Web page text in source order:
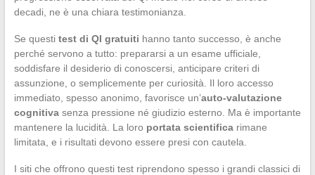
decadi, ne è una chiara testimonianza.
Se questi test di QI gratuiti hanno tanto successo, è anche
perché servono a tutto: prepararsi a un esame ufficiale,
soddisfare il desiderio di conoscersi, anticipare criteri di
assunzione, o semplicemente per curiosità. Il loro accesso
immediato, spesso anonimo, favorisce un’auto-valutazione
cognitivasenza pressione né giudizio esterno. Ma è importante
mantenere la lucidità. La loro portata scientificarimane
limitata, e i risultati devono essere presi con cautela.
I siti che offrono questi test riprendono spesso i grandi classici di